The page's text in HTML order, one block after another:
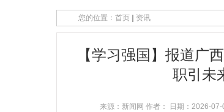
您的位置： 首页 资讯
【学习强国】报道广
职引未
来源：新闻网 作者： 日期：2026-07-